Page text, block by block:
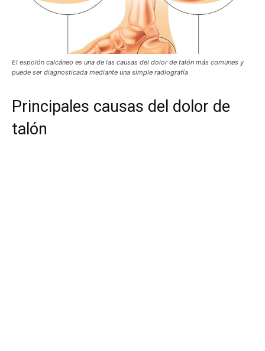
El espolón calcáneo es una de las causas del dolor de talón más comunes y
puede ser diagnosticada mediante una simple radiografía
Principales causas del dolor de
talón